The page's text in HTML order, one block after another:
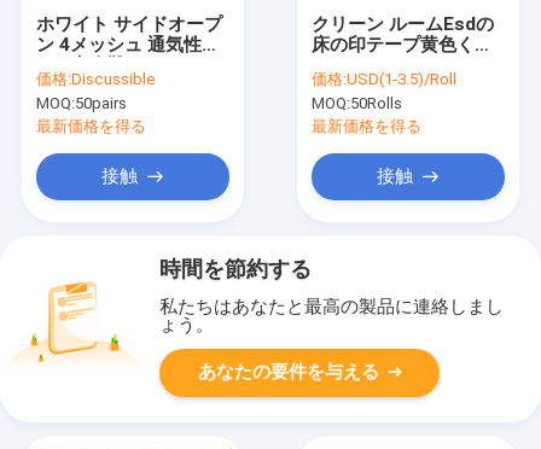
ホワイト サイドオープ
ン 4メッシュ 通気性
ンバス、静電気防止 &
衝突防止、サイズ34-
46
価格:Discussible
MOQ:50pairs
最新価格を得る
接触
クリーン ルームEsdの
床の印テープ黄色く黒
50mm
価格:USD(1-3.5)/Roll
MOQ:50Rolls
最新価格を得る
接触
時間を節約する
私たちはあなたと最高の製品に連絡しまし
ょう。
あなたの要件を与える